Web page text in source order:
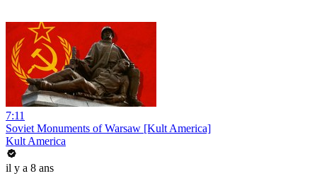
7:11
Soviet Monuments of Warsaw [Kult America]
Kult America
il y a 8 ans